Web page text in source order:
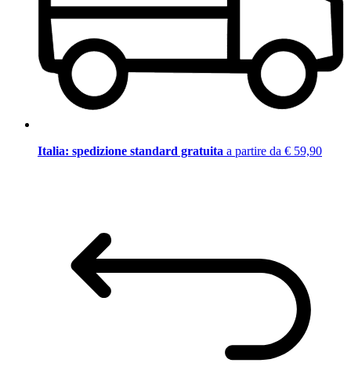
Italia: spedizione standard gratuita a partire da € 59,90